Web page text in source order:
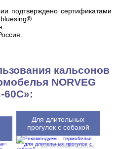
подтверждено сертификатами
кальсонов
NORVEG
60C»:
Для длительных
прогулок с собакой
Смотреть большое фото
мужчины с собакой на прогулке.